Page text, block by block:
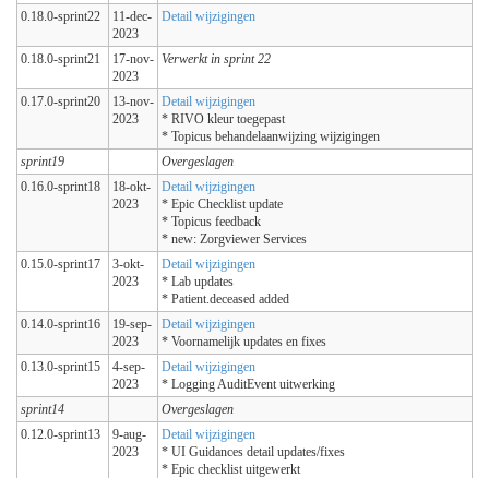
0.18.0-sprint22
11-dec-
2023
Detail wijzigingen
0.18.0-sprint21
17-nov-
2023
Verwerkt in sprint 22
0.17.0-sprint20
13-nov-
2023
Detail wijzigingen
* RIVO kleur toegepast
* Topicus behandelaanwijzing wijzigingen
sprint19
Overgeslagen
0.16.0-sprint18
18-okt-
2023
Detail wijzigingen
* Epic Checklist update
* Topicus feedback
* new: Zorgviewer Services
0.15.0-sprint17
3-okt-
2023
Detail wijzigingen
* Lab updates
* Patient.deceased added
0.14.0-sprint16
19-sep-
2023
Detail wijzigingen
* Voornamelijk updates en fixes
0.13.0-sprint15
4-sep-
2023
Detail wijzigingen
* Logging AuditEvent uitwerking
sprint14
Overgeslagen
0.12.0-sprint13
9-aug-
2023
Detail wijzigingen
* UI Guidances detail updates/fixes
* Epic checklist uitgewerkt